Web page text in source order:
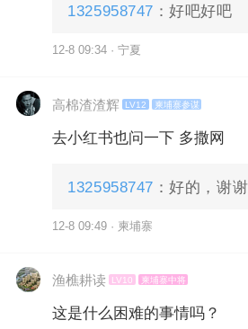
1325958747 ：好吧好吧
12-8 09:34 · 宁夏
高棉渣渣辉 LV12 柬埔寨参谋
去小红书也问一下 多撒网
1325958747 ：好的，谢谢
12-8 09:49 · 柬埔寨
渔樵耕读 LV10 柬埔寨中将
这是什么困难的事情吗？